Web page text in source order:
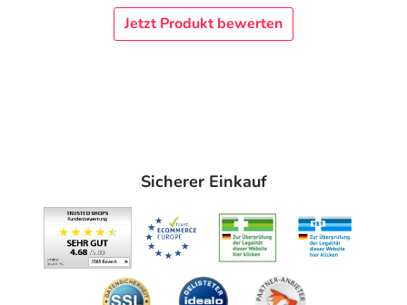
Jetzt Produkt bewerten
Sicherer Einkauf